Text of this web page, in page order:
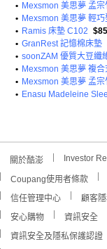
• Mexsmon 美思夢 孟
• Mexsmon 美思夢 輕
• Ramis 床墊 C102
• GranRest 記憶棉床墊
• soonZAM 優質大豆纖
• Mexsmon 美思夢 複
• Mexsmon 美思夢 孟
• Enasu Madeleine
關於酷澎 Investor
Coupang使用者條款
信任管理中心
顧客
安心購物
資訊安全
資訊安全及隱私保護認證